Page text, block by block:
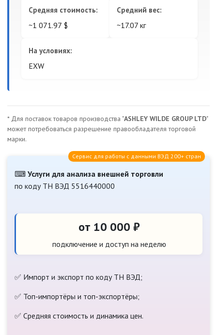
Средняя стоимость:
~1 071.97 $
Средний вес:
~17.07 кг
На условиях:
EXW
* Для поставок товаров производства "ASHLEY WILDE GROUP LTD"
может потребоваться разрешение правообладателя торговой
марки.
⌨ Услуги для анализа внешней торговли
по коду ТН ВЭД 5516440000
Сервис для работы с данными ВЭД 200+ стран
от 10 000 ₽
подключение и доступ на неделю
✅ Импорт и экспорт по коду ТН ВЭД;
✅ Топ-импортёры и топ-экспортёры;
✅ Средняя стоимость и динамика цен.